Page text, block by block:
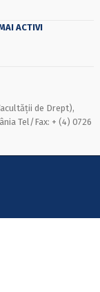
ACTIVI
de Drept),
Tel/Fax: + (4) 0726